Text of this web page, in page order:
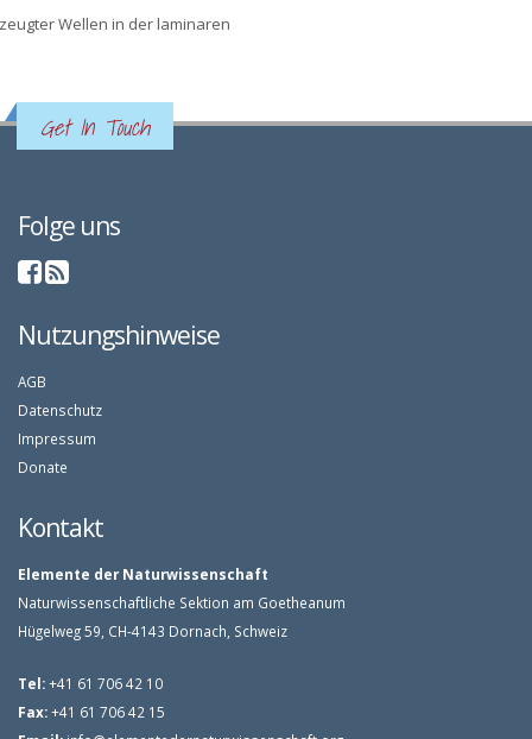
Wellen in der laminaren
Get In Touch
Folge uns
Nutzungshinweise
AGB
Datenschutz
Impressum
Donate
Kontakt
Elemente der Naturwissenschaft
Naturwissenschaftliche Sektion am Goetheanum
Hügelweg 59, CH-4143 Dornach, Schweiz
Tel:+41 61 706 42 10
Fax:+41 61 706 42 15